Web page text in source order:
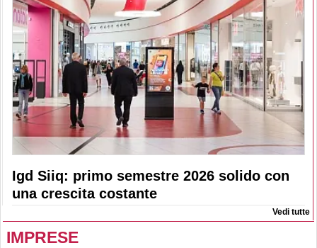
Igd Siiq: primo semestre 2026 solido con
una crescita costante
Vedi tutte
IMPRESE